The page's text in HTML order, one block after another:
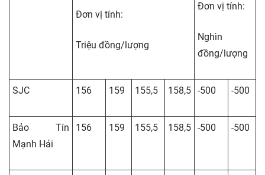
Đơn vị tính:
Triệu đồng/lượng
Đơn vị tính:
Nghìn
đồng/lượng
SJC 156 159 155,5 158,5 -500 -500
Bảo Tín
Mạnh Hải
156 159 155,5 158,5 -500 -500